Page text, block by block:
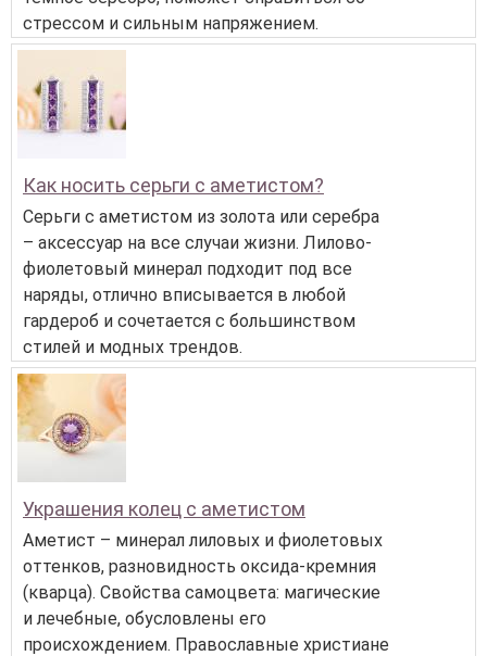
стрессом и сильным напряжением.
Как носить серьги с аметистом?
Серьги с аметистом из золота или серебра
– аксессуар на все случаи жизни. Лилово-
фиолетовый минерал подходит под все
наряды, отлично вписывается в любой
гардероб и сочетается с большинством
стилей и модных трендов.
Украшения колец с аметистом
Аметист – минерал лиловых и фиолетовых
оттенков, разновидность оксида-кремния
(кварца). Свойства самоцвета: магические
и лечебные, обусловлены его
происхождением. Православные христиане